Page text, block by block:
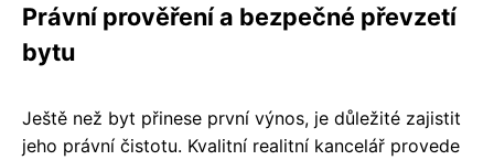
Právní prověření a bezpečné převzetí
bytu
Ještě než byt přinese první výnos, je důležité zajistit
jeho právní čistotu. Kvalitní realitní kancelář provede